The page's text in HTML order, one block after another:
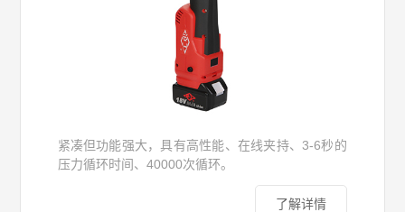
紧凑但功能强大，具有高性能、在线夹持、3-6秒的
压力循环时间、40000次循环。
了解详情